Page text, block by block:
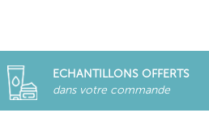
ECHANTILLONS OFFERTS
dans votre commande